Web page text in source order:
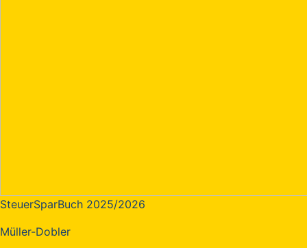
SteuerSparBuch 2025/2026
Müller-Dobler